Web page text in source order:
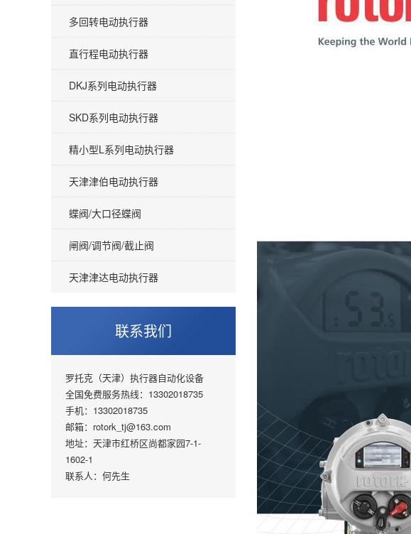
多回转电动执行器
直行程电动执行器
DKJ系列电动执行器
SKD系列电动执行器
精小型L系列电动执行器
天津津伯电动执行器
蝶阀/大口径蝶阀
闸阀/调节阀/截止阀
天津津达电动执行器
联系我们
罗托克（天津）执行器自动化设备
全国免费服务热线：13302018735
手机：13302018735
邮箱：rotork_tj@163.com
地址：天津市红桥区尚都家园7-1-
1602-1
联系人：何先生